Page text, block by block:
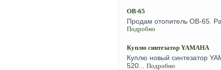
ОВ-65
Продам отопитель ОВ-65.
Подробно
Куплю синтезатор YAMAHA
Куплю новый синтезатор
520... Подробно